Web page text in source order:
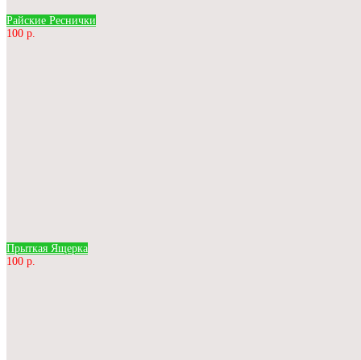
Райские Реснички
100 р.
Прыткая Ящерка
100 р.